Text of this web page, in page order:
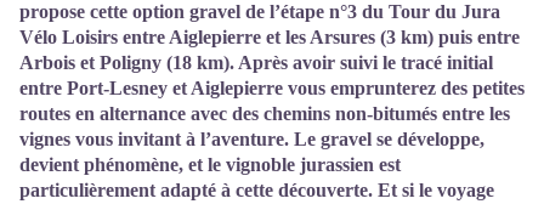
propose cette option gravel de l’étape n°3 du Tour du Jura
Vélo Loisirs entre Aiglepierre et les Arsures (3 km) puis entre
Arbois et Poligny (18 km). Après avoir suivi le tracé initial
entre Port-Lesney et Aiglepierre vous emprunterez des petites
routes en alternance avec des chemins non-bitumés entre les
vignes vous invitant à l’aventure. Le gravel se développe,
devient phénomène, et le vignoble jurassien est
particulièrement adapté à cette découverte. Et si le voyage